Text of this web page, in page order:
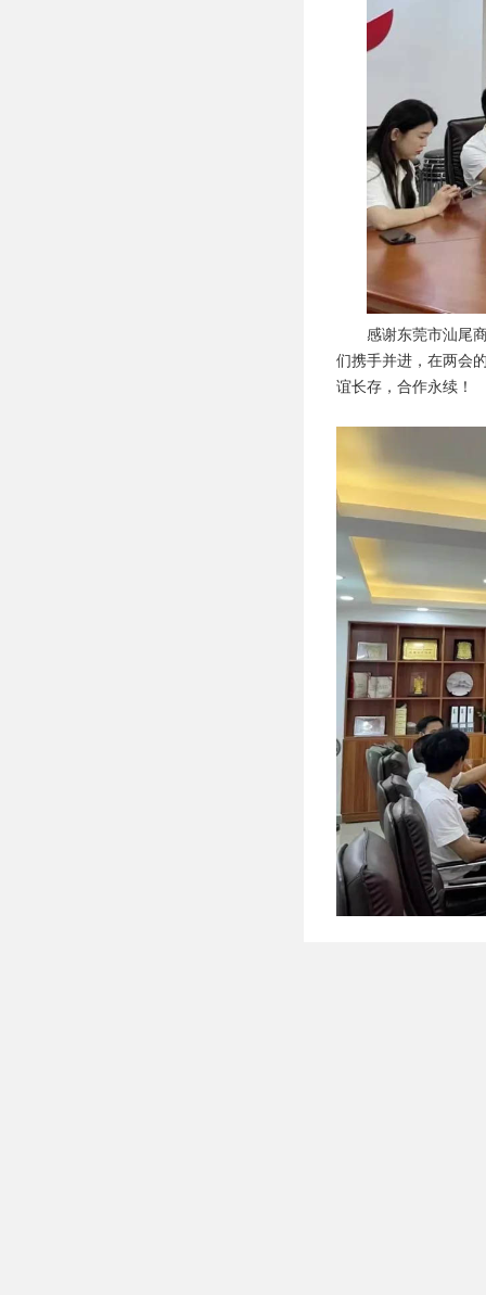
感谢东莞市汕尾
们携手并进，在两会
谊长存，合作永续！